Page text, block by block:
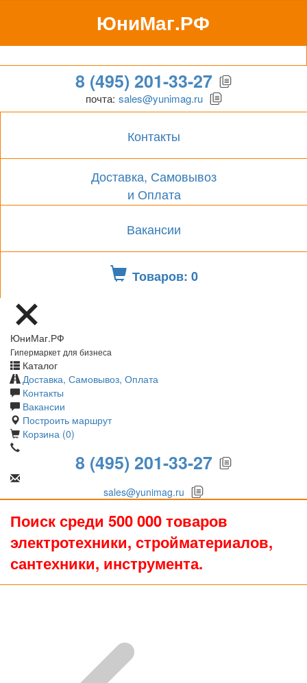
ЮниМаг.РФ
Гипермаркет для бизнеса
8 (495) 201-33-27
почта: sales@yunimag.ru
Контакты
Доставка, Самовывоз
и Оплата
Вакансии
Товаров: 0
ЮниМаг.РФ
Гипермаркет для бизнеса
Каталог
Доставка, Самовывоз, Оплата
Контакты
Вакансии
Построить маршрут
Корзина (0)
8 (495) 201-33-27
sales@yunimag.ru
Поиск среди 500 000 товаров
электротехники, стройматериалов,
сантехники, инструмента.